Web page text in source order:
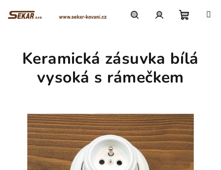
košík
Keramická zásuvka bílá
vysoká s rámečkem